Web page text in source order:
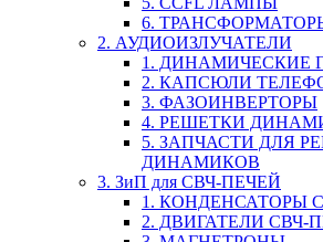
6.
2. АУДИОИЗЛУЧАТЕЛИ
1. ДИНАМИЧЕСКИЕ
2. КАПСЮЛИ
3. ФАЗОИНВЕРТОРЫ
4. РЕШЕТКИ
5. ЗАПЧАСТИ ДЛЯ
ДИНАМИКОВ
3. ЗиП для СВЧ-ПЕЧЕЙ
1. КОНДЕНСАТОРЫ
2. ДВИГАТЕЛИ СВЧ-